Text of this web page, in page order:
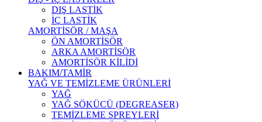
DIŞ LASTİK
İÇ LASTİK
AMORTİSÖR / MAŞA
ÖN AMORTİSÖR
ARKA AMORTİSÖR
AMORTİSÖR KİLİDİ
BAKIM/TAMİR
YAĞ VE TEMİZLEME ÜRÜNLERİ
YAĞ
YAĞ SÖKÜCÜ (DEGREASER)
TEMİZLEME SPREYLERİ